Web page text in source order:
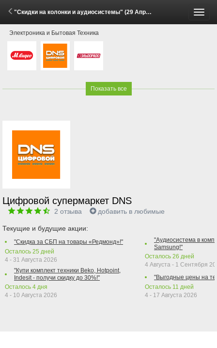
"Скидки на колонки и аудиосистемы" (29 Апреля - 31 Мая 2026)
Электроника и Бытовая Техника
Показать все
Цифровой супермаркет DNS
2 отзыва добавить в любимые
Текущие и будущие акции:
"Скидка за СБП на товары «Редмонд»!"
Осталось 25 дней
4 - 31 Августа 2026
"Купи комплект техники Beko, Hotpoint,
Indesit - получи скидку до 30%!"
Осталось 4 дня
4 - 10 Августа 2026
"Аудиосистема в
Samsung!"
Осталось 26 дней
4 Августа - 1 Сентября
"Выгодные цены на
Осталось 11 дней
4 - 17 Августа 2026